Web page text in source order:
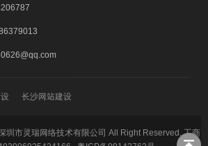
长沙网站建设
市灵瑞网络技术有限公司 All Right Reserved. 工商